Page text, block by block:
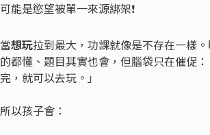
可能是慾望被單一來源綁架❗
當想玩拉到最大，功課就像是不存在一樣
的都懂、題目其實也會，但腦袋只在催促
完，就可以去玩。」
所以孩子會：